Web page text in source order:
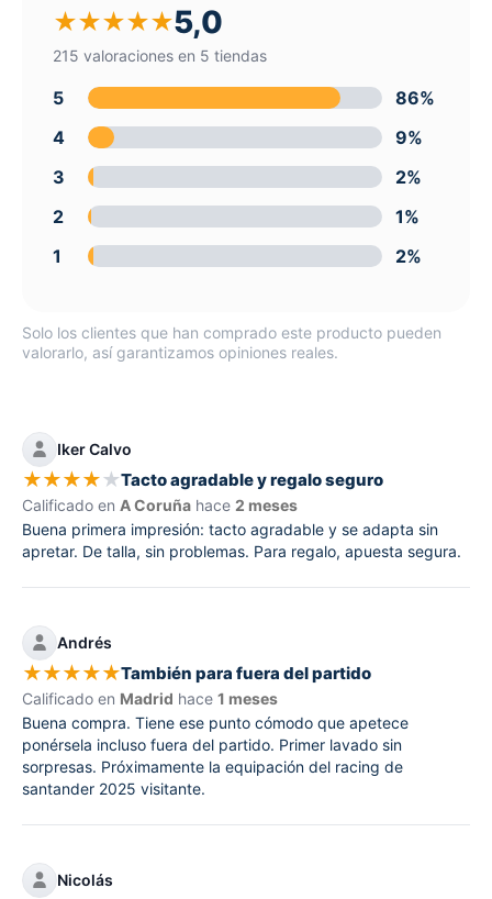
★★★★★5,0
215 valoraciones en 5 tiendas
5
86%
4
9%
3
2%
2
1%
1
2%
Solo los clientes que han comprado este producto pueden
valorarlo, así garantizamos opiniones reales.
Iker Calvo
★★★★★Tacto agradable y regalo seguro
Calificado en A Coruña hace 2 meses
Buena primera impresión: tacto agradable y se adapta sin
apretar. De talla, sin problemas. Para regalo, apuesta segura.
Andrés
★★★★★También para fuera del partido
Calificado en Madrid hace 1 meses
Buena compra. Tiene ese punto cómodo que apetece
ponérsela incluso fuera del partido. Primer lavado sin
sorpresas. Próximamente la equipación del racing de
santander 2025 visitante.
Nicolás